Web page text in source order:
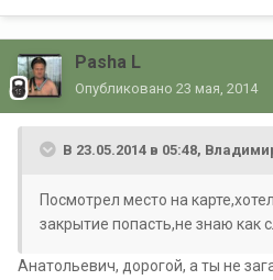
Pasha L
Опубликовано 23 мая, 2014
В 23.05.2014 в 05:48,
Посмотрел место на
закрытие попасть,не знаю как
Анатольевич, дорогой, а ты не